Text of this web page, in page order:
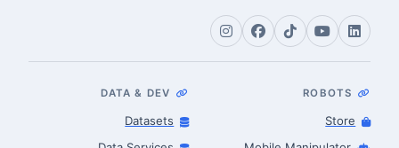
ROBOTS
Store
DATA & DEV
Datasets